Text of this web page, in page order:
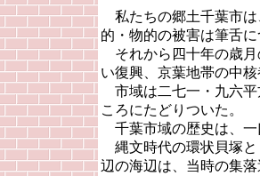
私たちの郷土千葉市は
的・物的の被害は筆舌
それから四十年の歳月
い復興、京葉地帯の中
市域は二七一・九六平
ころにたどりついた。
千葉市域の歴史は、一
縄文時代の環状貝塚と
辺の海辺は、当時の集